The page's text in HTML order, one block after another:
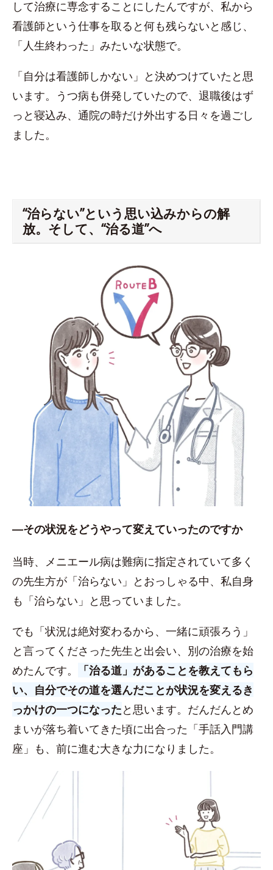
して治療に専念することにしたんですが、私から
看護師という仕事を取ると何も残らないと感じ、
「人生終わった」みたいな状態で。
「自分は看護師しかない」と決めつけていたと思
います。うつ病も併発していたので、退職後はず
っと寝込み、通院の時だけ外出する日々を過ごし
ました。
“治らない”という思い込みからの解
放。そして、“治る道”へ
―その状況をどうやって変えていったのですか
当時、メニエール病は難病に指定されていて多く
の先生方が「治らない」とおっしゃる中、私自身
も「治らない」と思っていました。
でも「状況は絶対変わるから、一緒に頑張ろう」
と言ってくださった先生と出会い、別の治療を始
めたんです。
「治る道」があることを教えてもら
い、自分でその道を選んだことが状況を変えるき
っかけの一つになったと思います。だんだんとめ
まいが落ち着いてきた頃に出合った「手話入門講
座」も、前に進む大きな力になりました。